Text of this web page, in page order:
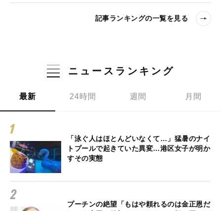
記事ランキングの一覧を見る
ニュースランキング
最新 24時間 週間 月間
「泳ぐ人はほとんどいなくて…」猛暑のナイ
トプールで起きていた異変…港区女子が明か
すその実態
プーチンの絶望「もはや頼れるのは金正恩だ